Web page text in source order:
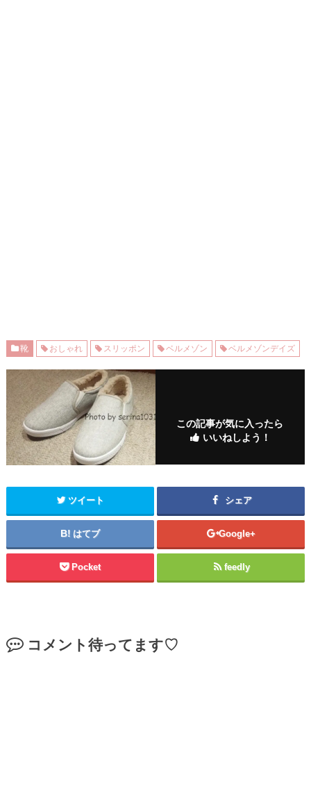
靴 おしゃれ スリッポン ベルメゾン ベルメゾンデイズ
この記事が気に入ったら
いいねしよう！
ツイート シェア
はてブ Google+
Pocket feedly
コメント待ってます♡